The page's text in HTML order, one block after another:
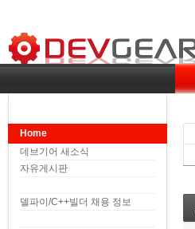
Home
데브기어 새소식
자유게시판
델파이/C++빌더 채용 정보